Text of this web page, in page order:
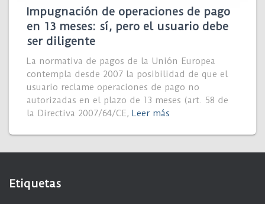
Impugnación de operaciones de pago
en 13 meses: sí, pero el usuario debe
ser diligente
La normativa de pagos de la Unión Europea
contempla desde 2007 la posibilidad de que el
usuario reclame operaciones de pago no
autorizadas en el plazo de 13 meses (art. 58 de
la Directiva 2007/64/CE, Leer más
Etiquetas